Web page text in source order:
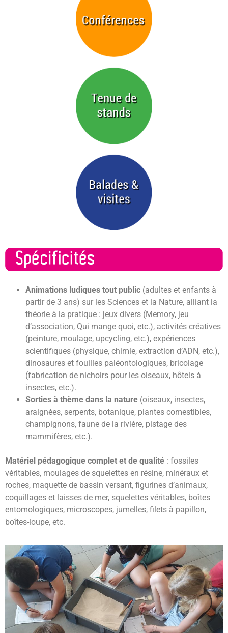
Animations ludiques tout public (adultes et enfants à
partir de 3 ans) sur les Sciences et la Nature, alliant la
théorie à la pratique : jeux divers (Memory, jeu
d’association, Qui mange quoi, etc.), activités créatives
(peinture, moulage, upcycling, etc.), expériences
scientifiques (physique, chimie, extraction d’ADN, etc.),
dinosaures et fouilles paléontologiques, bricolage
(fabrication de nichoirs pour les oiseaux, hôtels à
insectes, etc.).
Sorties à thème dans la nature (oiseaux, insectes,
araignées, serpents, botanique, plantes comestibles,
champignons, faune de la rivière, pistage des
mammifères, etc.).
Matériel pédagogique complet et de qualité : fossiles
véritables, moulages de squelettes en résine, minéraux et
roches, maquette de bassin versant, figurines d’animaux,
coquillages et laisses de mer, squelettes véritables, boîtes
entomologiques, microscopes, jumelles, filets à papillon,
boîtes-loupe, etc.